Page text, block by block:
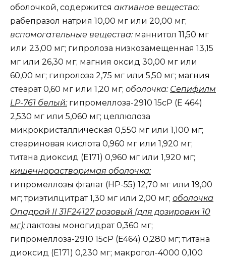
оболочкой, содержится активное вещество:
рабепразол натрия 10,00 мг или 20,00 мг;
вспомогательные вещества:маннитол 11,50 мг
или 23,00 мг; гипролоза низкозамещенная 13,15
мг или 26,30 мг; магния оксид 30,00 мг или
60,00 мг; гипролоза 2,75 мг или 5,50 мг; магния
стеарат 0,60 мг или 1,20 мг; оболочка: Сепифилм
LP-761 белый:гипромеллоза-2910 15сP (E 464)
2,530 мг или 5,060 мг; целлюлоза
микрокристаллическая 0,550 мг или 1,100 мг;
стеариновая кислота 0,960 мг или 1,920 мг;
титана диоксид (E171) 0,960 мг или 1,920 мг;
кишечнорастворимая оболочка:
гипромеллозы фталат (НР-55) 12,70 мг или 19,00
мг; триэтилцитрат 1,30 мг или 2,00 мг; оболочка
Опадрай II 31F24127 розовый (для дозировки 10
мг):лактозы моногидрат 0,360 мг;
гипромеллоза-2910 15сP (E464) 0,280 мг; титана
диоксид (Е171) 0,230 мг; макрогол-4000 0,100